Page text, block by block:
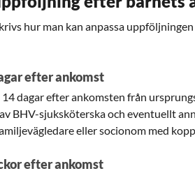
hur man kan anpassa
efter ankomst
dagar efter ankomsten från
av BHV-sjuksköterska och eventuellt
eller socionom med
efter ankomst